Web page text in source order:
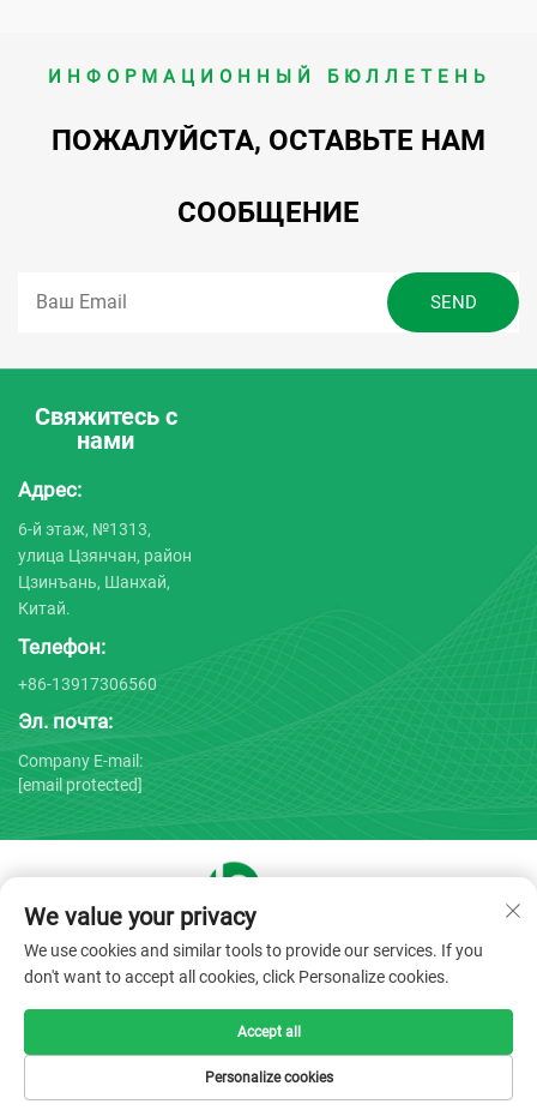
ИНФОРМАЦИОННЫЙ БЮЛЛЕТЕНЬ
ПОЖАЛУЙСТА, ОСТАВЬТЕ НАМ
СООБЩЕНИЕ
Свяжитесь с
нами
Адрес:
6-й этаж, №1313,
улица Цзянчан, район
Цзинъань, Шанхай,
Китай.
Телефон:
+86-13917306560
Эл. почта:
Company E-mail:
[email protected]
Copyright © 2025 by Shanghai Bojin Medical Instrument Co.,
Ltd. - Политика конфиденциальности
We value your privacy
We use cookies and similar tools to provide our services. If you
don't want to accept all cookies, click Personalize cookies.
Personalize cookies
Accept all